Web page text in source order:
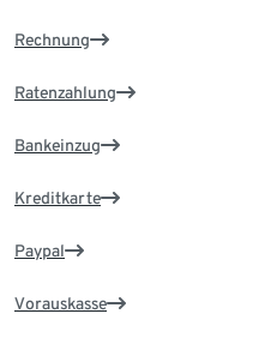
Rechnung
Ratenzahlung
Bankeinzug
Kreditkarte
Paypal
Vorauskasse